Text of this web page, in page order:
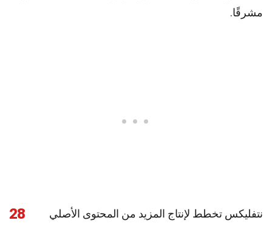
مشرقًا.
28
نتفليكس تخطط لإنتاج المزيد من المحتوى الأصلي